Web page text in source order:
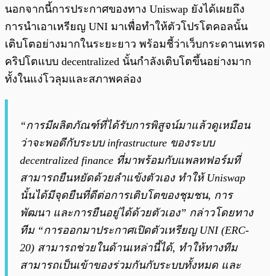
นอกจากนี้การประกาศของทาง Uniswap ยังได้เผยถึง
การนำเอาเหรียญ UNI มาเพื่อทำให้ตัวโปรโตคอลนั้น
เติบโตอย่างมากในระยะยาว พร้อมชี้ว่าเว็บกระดานเทรด
คริปโตแบบ decentralized นั้นกำลังเติบโตขึ้นอย่างมาก
ทั้งในแง่โวลุมและสภาพคล่อง
“การมีผลิตภัณฑ์ที่ได้รับการพิสูจน์มาแล้วดูเหมือน
ว่าจะพอดีกับระบบ infrastructure ของระบบ
decentralized finance ที่มาพร้อมกับแพลทฟอร์มที่
สามารถยืนหยัดด้วยลำแข้งตัวเอง ทำให้ Uniswap
นั้นได้มีจุดยืนที่ดีต่อการเติบโตของชุมชน, การ
พัฒนา และการยืนอยู่ได้ด้วยตัวเอง” กล่าวโดยทาง
ทีม “การออกมาประกาศเปิดตัวเหรียญ UNI (ERC-
20) สามารถช่วยในด้านเหล่านี้ได้, ทำให้ทางทีม
สามารถเป็นเข้าของร่วมกันกับระบบทั้งหมด และ